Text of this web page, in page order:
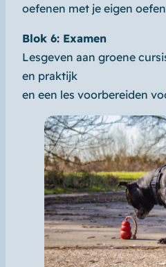
oefenen met je eigen
Blok 6: Examen
Lesgeven aan groene
en praktijk
en een les voorbereiden